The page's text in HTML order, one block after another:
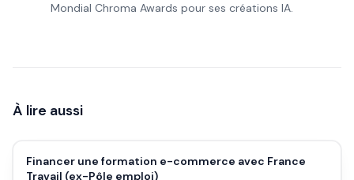
Mondial Chroma Awards pour ses créations IA.
À lire aussi
Financer une formation e-commerce avec France
Travail (ex-Pôle emploi)